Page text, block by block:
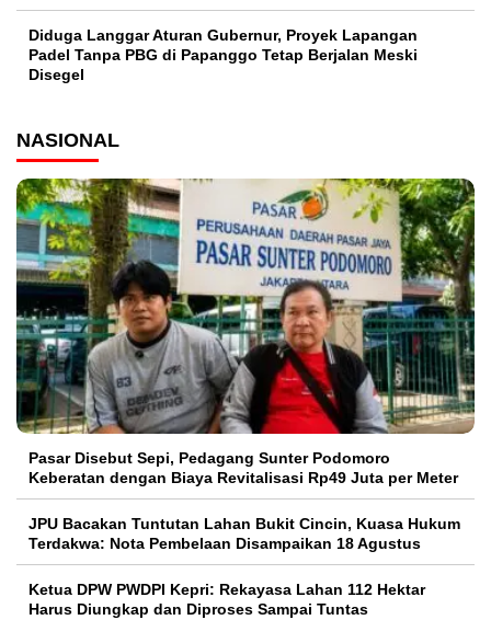
Diduga Langgar Aturan Gubernur, Proyek Lapangan
Padel Tanpa PBG di Papanggo Tetap Berjalan Meski
Disegel
NASIONAL
Pasar Disebut Sepi, Pedagang Sunter Podomoro
Keberatan dengan Biaya Revitalisasi Rp49 Juta per Meter
JPU Bacakan Tuntutan Lahan Bukit Cincin, Kuasa Hukum
Terdakwa: Nota Pembelaan Disampaikan 18 Agustus
Ketua DPW PWDPI Kepri: Rekayasa Lahan 112 Hektar
Harus Diungkap dan Diproses Sampai Tuntas